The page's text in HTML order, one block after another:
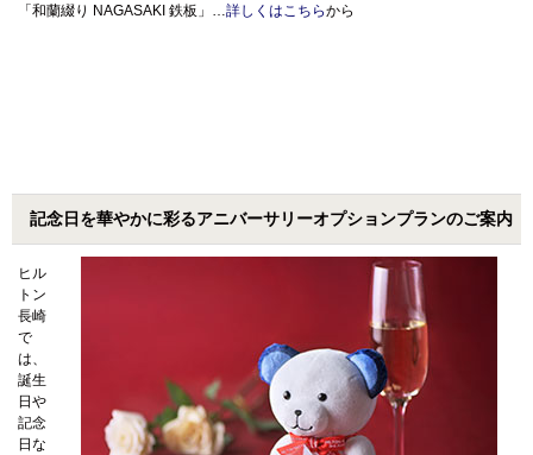
「和蘭綴り NAGASAKI 鉄板」… 詳しくはこちらから
記念日を華やかに彩るアニバーサリーオプションプランのご案内
ヒル
トン
長崎
で
は、
誕生
日や
記念
日な